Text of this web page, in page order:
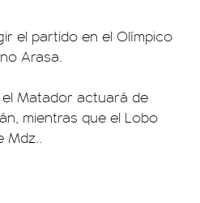
el partido en el Olímpico
Arasa.
Matador actuará de
mientras que el Lobo
Mdz..